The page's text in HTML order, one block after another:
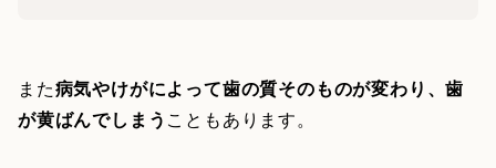
また病気やけがによって歯の質そのものが変わり、歯
が黄ばんでしまう こともあります。